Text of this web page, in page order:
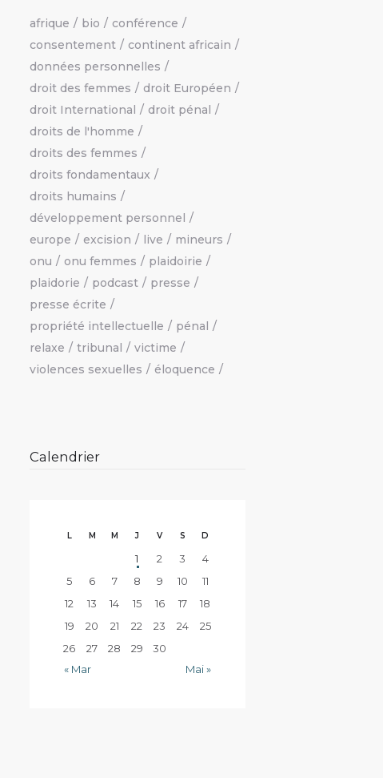
afrique bio
conférence
consentement
continent africain
données personnelles
droit des femmes
droit Européen
droit International
droit pénal
droits de l'homme
droits des femmes
droits fondamentaux
droits humains
développement personnel
europe
excision live
mineurs
onu
onu femmes
plaidoirie
plaidorie
podcast
presse
presse écrite
propriété intellectuelle
pénal
relaxe
tribunal
victime
violences sexuelles
éloquence
Calendrier
L M M J V S D
1 2 3
4
5
6 7 8 9 10
11
12
13 14 15 16 17
18
19
20 21 22 23 24
25
26
27 28 29
30
« Mar
Mai »